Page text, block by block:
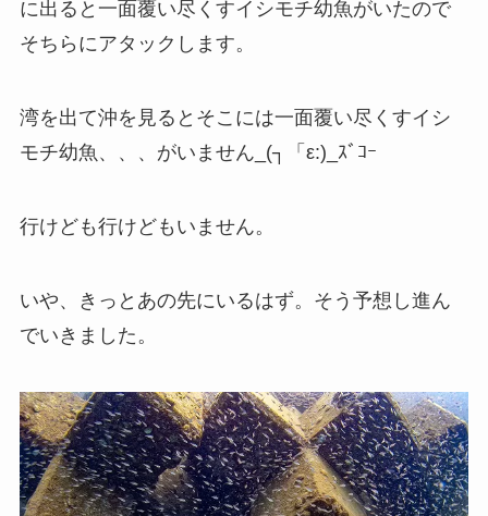
に出ると一面覆い尽くすイシモチ幼魚がいたので
そちらにアタックします。
湾を出て沖を見るとそこには一面覆い尽くすイシ
モチ幼魚、、、がいません_(┐「ε:)_ｽﾞｺｰ
行けども行けどもいません。
いや、きっとあの先にいるはず。そう予想し進ん
でいきました。